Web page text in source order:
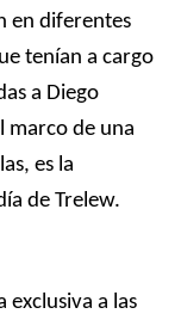
en diferentes
tenían a cargo
a Diego
marco de una
es la
de Trelew.
exclusiva a las